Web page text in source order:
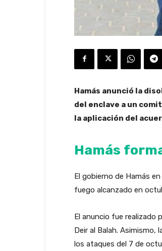
Hamás anunció la
del enclave a un
la aplicación del
Hamás
El gobierno de Hamás
fuego alcanzado en
El anuncio fue realizado
Deir al Balah. Asimismo,
los ataques del 7 de